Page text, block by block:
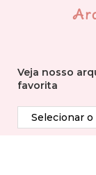
Veja nosso
favorita